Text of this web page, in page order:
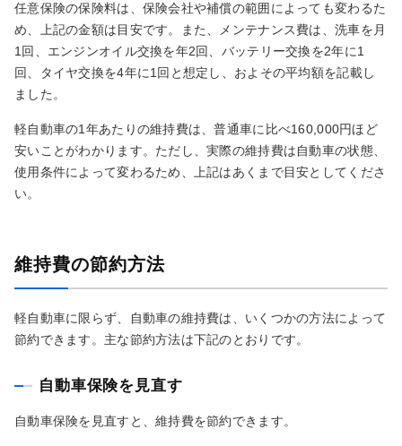
任意保険の保険料は、保険会社や補償の範囲によっても変わるた
め、上記の金額は目安です。また、メンテナンス費は、洗車を月
1回、エンジンオイル交換を年2回、バッテリー交換を2年に1
回、タイヤ交換を4年に1回と想定し、およその平均額を記載し
ました。
軽自動車の1年あたりの維持費は、普通車に比べ160,000円ほど
安いことがわかります。ただし、実際の維持費は自動車の状態、
使用条件によって変わるため、上記はあくまで目安としてくださ
い。
維持費の節約方法
軽自動車に限らず、自動車の維持費は、いくつかの方法によって
節約できます。主な節約方法は下記のとおりです。
自動車保険を見直す
自動車保険を見直すと、維持費を節約できます。